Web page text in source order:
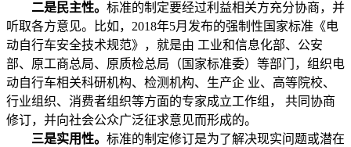
二是民主性。 标准的制定要经过利益相关方充分协商，并
听取各方意见。比如，2018年5月发布的强制性国家标准《电
动自行车安全技术规范》，就是由 工业和信息化部、公安
部、原工商总局、原质检总局（国家标准委）等部门，组织电
动自行车相关科研机构、检测机构、生产企 业、高等院校、
行业组织、消费者组织等方面的专家成立工作组， 共同协商
修订，并向社会公众广泛征求意见而形成的。
三是实用性。 标准的制定修订是为了解决现实问题或潜在